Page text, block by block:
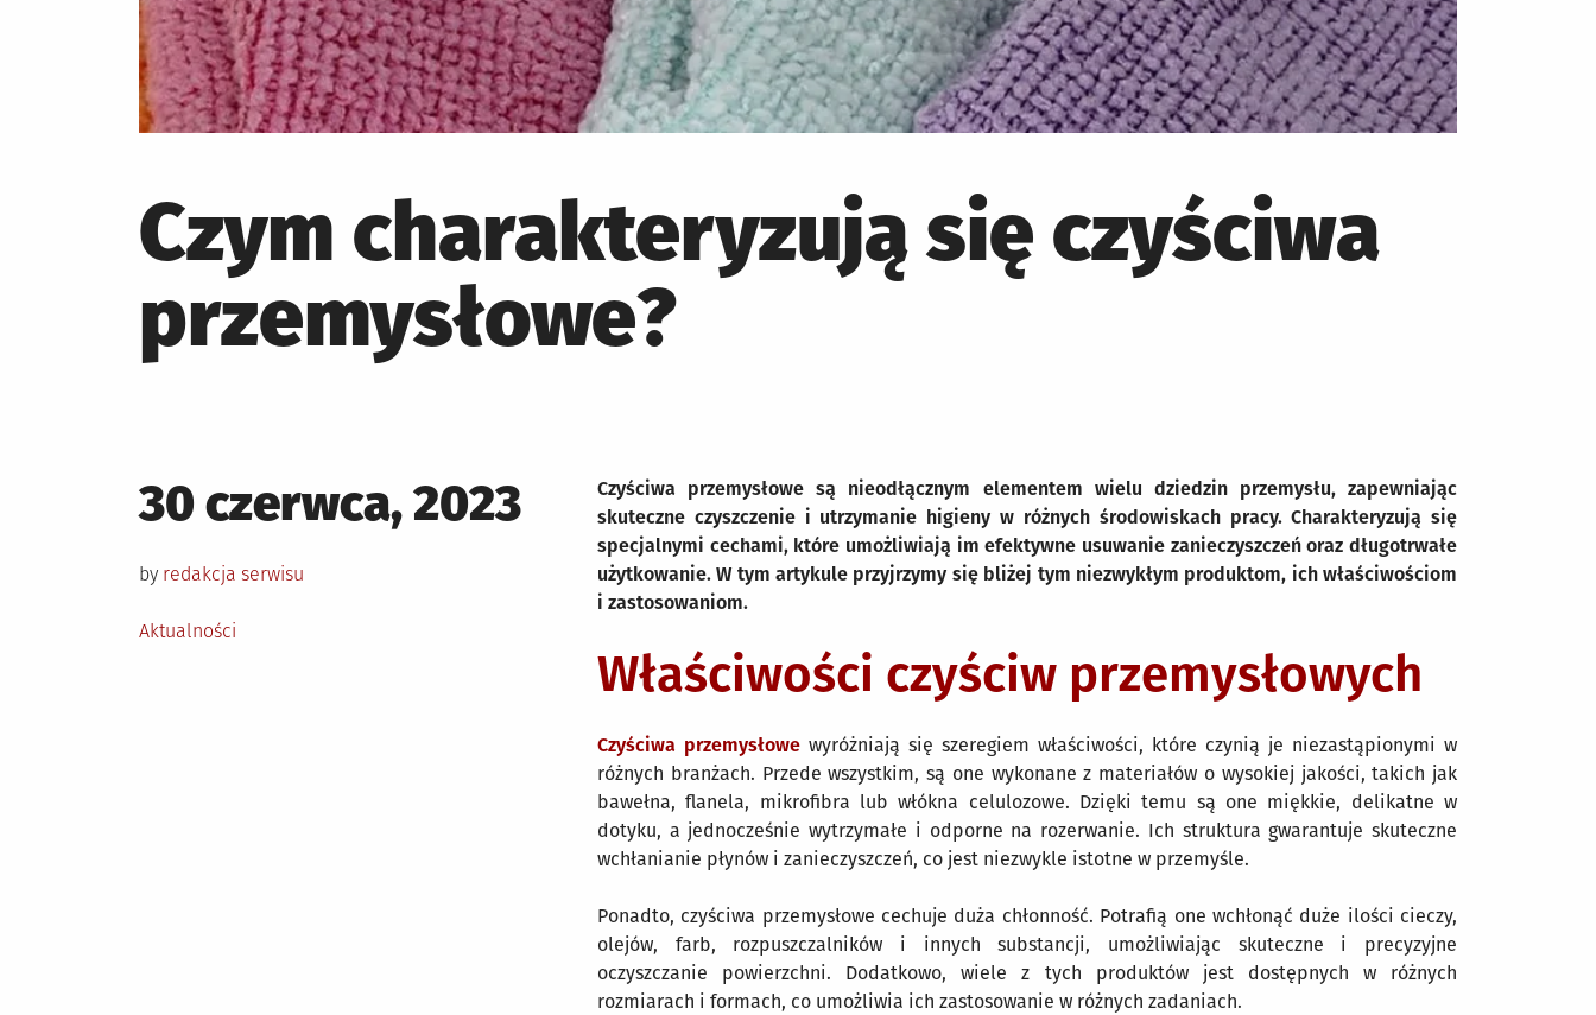
Czym charakteryzują się czyściwa
przemysłowe?
Posted
on
30 czerwca, 2023
by redakcja serwisu
Posted
Aktualności
Czyściwa przemysłowe są nieodłącznym elementem wielu dziedzin przemysłu, zapewniając
skuteczne czyszczenie i utrzymanie higieny w różnych środowiskach pracy. Charakteryzują się
specjalnymi cechami, które umożliwiają im efektywne usuwanie zanieczyszczeń oraz długotrwałe
użytkowanie. W tym artykule przyjrzymy się bliżej tym niezwykłym produktom, ich właściwościom
i zastosowaniom.
Właściwości czyściw przemysłowych
Czyściwa przemysłowewyróżniają się szeregiem właściwości, które czynią je niezastąpionymi w
różnych branżach. Przede wszystkim, są one wykonane z materiałów o wysokiej jakości, takich jak
bawełna, flanela, mikrofibra lub włókna celulozowe. Dzięki temu są one miękkie, delikatne w
dotyku, a jednocześnie wytrzymałe i odporne na rozerwanie. Ich struktura gwarantuje skuteczne
wchłanianie płynów i zanieczyszczeń, co jest niezwykle istotne w przemyśle.
Ponadto, czyściwa przemysłowe cechuje duża chłonność. Potrafią one wchłonąć duże ilości cieczy,
olejów, farb, rozpuszczalników i innych substancji, umożliwiając skuteczne i precyzyjne
oczyszczanie powierzchni. Dodatkowo, wiele z tych produktów jest dostępnych w różnych
rozmiarach i formach, co umożliwia ich zastosowanie w różnych zadaniach.